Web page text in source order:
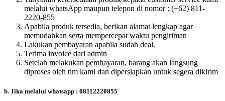
melalui whatsApp maupun telepon di nomor : (+62) 811-
2220-855
Apabila produk tersedia, berikan alamat lengkap agar
memudahkan serta mempercepat waktu pengiriman
Lakukan pembayaran apabila sudah deal.
Terima invoice dari admin
Setelah melakukan pembayaran, barang akan langsung
diproses oleh tim kami dan dipersiapkan untuk segera dikirim
b. Jika melalui whatsapp : 08112220855